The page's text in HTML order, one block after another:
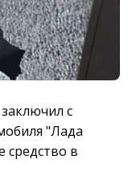
с
"Лада
средство в